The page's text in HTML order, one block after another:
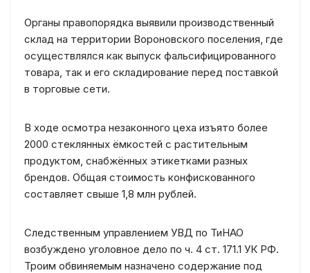
Органы правопорядка выявили производственный
склад на территории Вороновского поселения, где
осуществлялся как выпуск фальсифицированного
товара, так и его складирование перед поставкой
в торговые сети.
В ходе осмотра незаконного цеха изъято более
2000 стеклянных ёмкостей с растительным
продуктом, снабжённых этикетками разных
брендов. Общая стоимость конфискованного
составляет свыше 1,8 млн рублей.
Следственным управлением УВД по ТиНАО
возбуждено уголовное дело по ч. 4 ст. 171.1 УК РФ.
Троим обвиняемым назначено содержание под